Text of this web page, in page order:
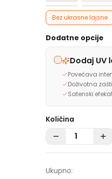
Bez ukrasne lajsne
Dodatne opcije
Dodaj UV
Povećava
Doživotna
Satenski
Količina
Ukupno: